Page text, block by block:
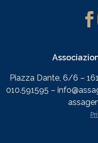
Piazza Dante, 6/6 –
010.591595 –